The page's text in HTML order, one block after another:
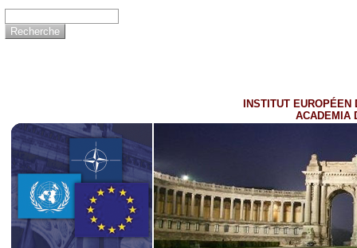
INSTITUT EUROPÉEN
ACADEMIA